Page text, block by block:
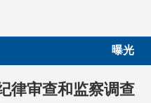
曝光
律审查和监察调查